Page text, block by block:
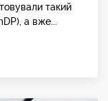
такий
а вже...